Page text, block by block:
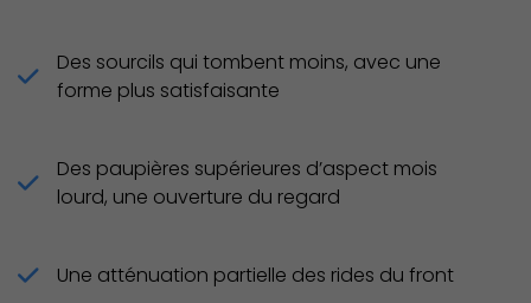
Des sourcils qui tombent moins, avec une
forme plus satisfaisante
Des paupières supérieures d’aspect mois
lourd, une ouverture du regard
Une atténuation partielle des rides du front